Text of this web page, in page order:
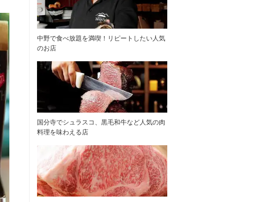
中野で食べ放題を満喫！リピートしたい人気
のお店
国分寺でシュラスコ、黒毛和牛など人気の肉
料理を味わえる店